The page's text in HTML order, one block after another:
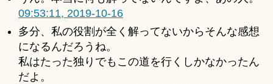
09:53:11, 2019-10-16
多分、私の役割が全く解ってないからそんな感想
になるんだろうね。
私はたった独りでもこの道を行くしかなかったん
だよ。